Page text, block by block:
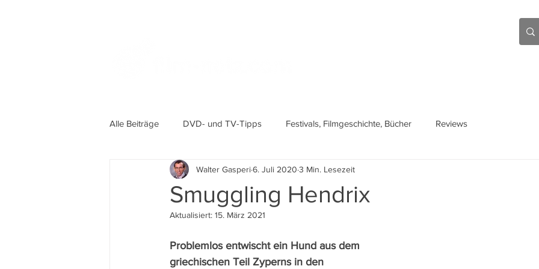
Alle Beiträge DVD- und TV-Tipps Festivals, Filmgeschichte, Bücher Reviews
Smuggling Hendrix
Walter Gasperi6. Juli 2020 3 Min. Lesezeit
Aktualisiert: 15. März 2021
Problemlos entwischt ein Hund aus dem
griechischen Teil Zyperns in den